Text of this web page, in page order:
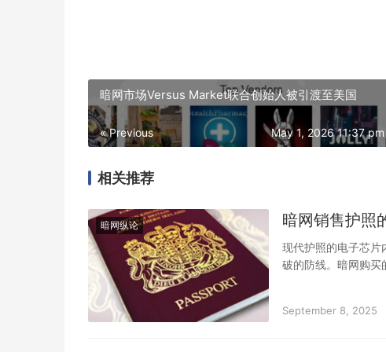
暗网市场Versus Market联合创始人被引渡至美国
« Previous May 1, 2026 11:37 pm
相关推荐
暗网纵论 暗网销售护照
现代护照的电子芯片
破的防线。暗网购买
September 8, 2025